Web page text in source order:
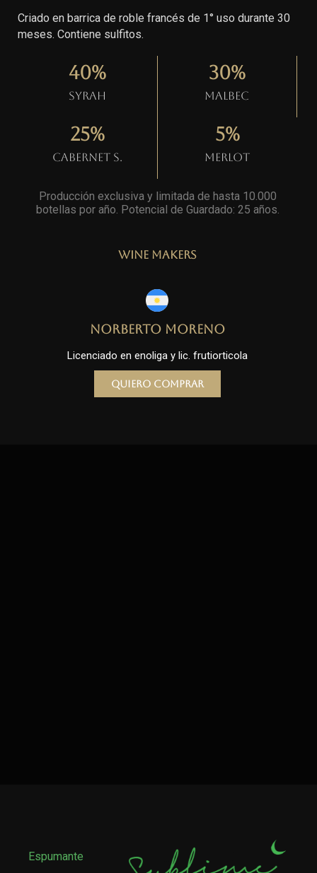
Criado en barrica de roble francés de 1° uso durante 30
meses. Contiene sulfitos.
Syrah
40%
Malbec
30%
Cabernet S.
25%
Merlot
5%
Producción exclusiva y limitada de hasta 10.000
botellas por año. Potencial de Guardado: 25 años.
Wine Makers
Norberto Moreno
Licenciado en enoliga y lic. frutiorticola
Quiero comprar
Espumante